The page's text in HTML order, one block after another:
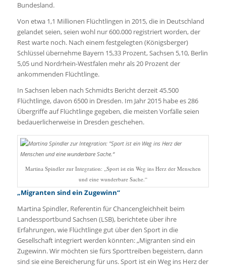
Bundesland.
Von etwa 1,1 Millionen Flüchtlingen in 2015, die in Deutschland
gelandet seien, seien wohl nur 600.000 registriert worden, der
Rest warte noch. Nach einem festgelegten (Königsberger)
Schlüssel übernehme Bayern 15,33 Prozent, Sachsen 5,10, Berlin
5,05 und Nordrhein-Westfalen mehr als 20 Prozent der
ankommenden Flüchtlinge.
In Sachsen leben nach Schmidts Bericht derzeit 45.500
Flüchtlinge, davon 6500 in Dresden. Im Jahr 2015 habe es 286
Übergriffe auf Flüchtlinge gegeben, die meisten Vorfälle seien
bedauerlicherweise in Dresden geschehen.
Martina Spindler zur Integration: „Sport ist ein Weg ins Herz der Menschen
und eine wunderbare Sache.“
„Migranten sind ein Zugewinn“
Martina Spindler, Referentin für Chancengleichheit beim
Landessportbund Sachsen (LSB), berichtete über ihre
Erfahrungen, wie Flüchtlinge gut über den Sport in die
Gesellschaft integriert werden könnten: „Migranten sind ein
Zugewinn. Wir möchten sie fürs Sporttreiben begeistern, dann
sind sie eine Bereicherung für uns. Sport ist ein Weg ins Herz der